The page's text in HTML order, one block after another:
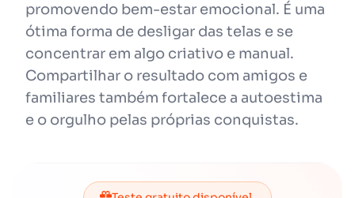
promovendo bem-estar emocional. É uma
ótima forma de desligar das telas e se
concentrar em algo criativo e manual.
Compartilhar o resultado com amigos e
familiares também fortalece a autoestima
e o orgulho pelas próprias conquistas.